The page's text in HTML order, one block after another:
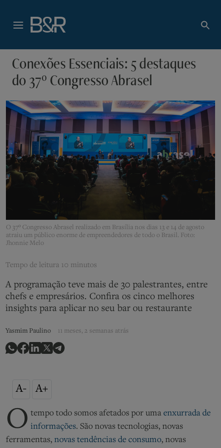
Conexões Essenciais: 5 destaques
do 37º Congresso Abrasel
O 37º Congresso Abrasel realizado em Brasília nos dias 13 e 14 de agosto
atraiu um público enorme de empreendedores de todo o Brasil. Foto:
Jhonnie Melo
Tempo de leitura 10 minutos
A programação teve mais de 30 palestrantes, entre
chefs e empresários. Confira os cinco melhores
insights para aplicar no seu bar ou restaurante
Yasmim Paulino 11 meses, 2 semanas atrás
A- A+
O tempo todo somos afetados por uma enxurrada de
informações. São novas tecnologias, novas
ferramentas, novas tendências de consumo, novas